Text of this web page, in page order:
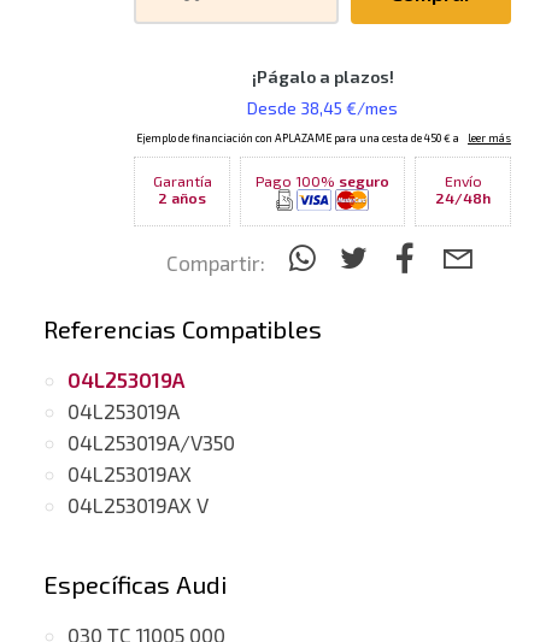
Garantía
2 años
Pago 100% seguro
Envío
24/48h
Compartir:
Referencias Compatibles
04L253019A
04L253019A
04L253019A/V350
04L253019AX
04L253019AX V
Específicas Audi
030 TC 11005 000